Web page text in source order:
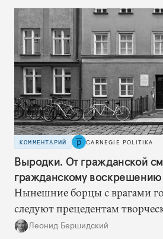
КОММЕНТАРИЙ CARNEGIE POLITIKA
Выродки. От гражданской
гражданскому воскрешению
Нынешние борцы с врагами
следуют прецедентам
нацисты торопились в
Леонид Бершидский